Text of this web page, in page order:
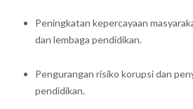
Peningkatan kepercayaan
dan lembaga pendidikan.
Pengurangan risiko korupsi dan
pendidikan.